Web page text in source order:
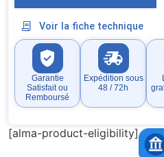
Voir la fiche technique
Garantie
Satisfait ou
Remboursé
Expédition sous
48 / 72h
[alma-product-eligibility]